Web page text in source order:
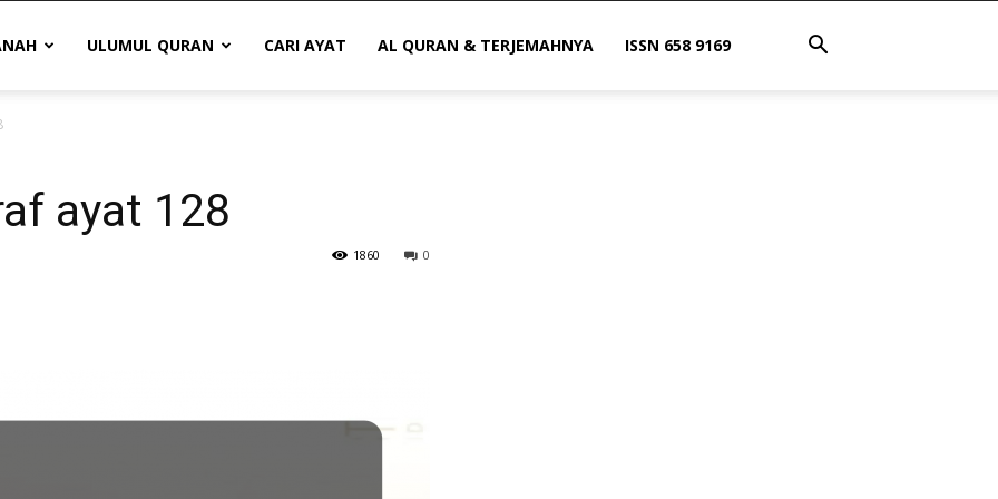
ULUMUL QURAN CARI AYAT AL QURAN & TERJEMAHNYA ISSN 658 9169
ayat 128
0
1860